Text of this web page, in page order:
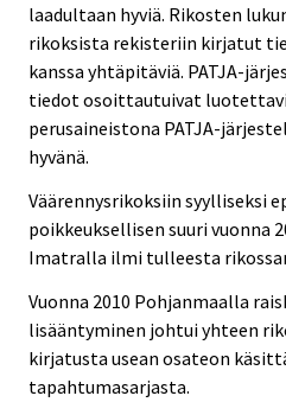
laadultaan hyviä. Rikosten
rikoksista rekisteriin kirjatut
kanssa yhtäpitäviä. PATJA-
tiedot osoittautuivat
perusaineistona PATJA-
hyvänä.
Väärennysrikoksiin syylliseksi
poikkeuksellisen suuri vuonna
Imatralla ilmi tulleesta
Vuonna 2010 Pohjanmaalla
lisääntyminen johtui yhteen
kirjatusta usean osateon
tapahtumasarjasta.